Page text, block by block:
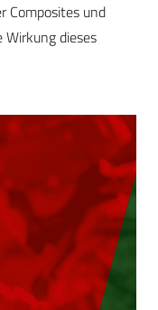
Composites und
Wirkung dieses